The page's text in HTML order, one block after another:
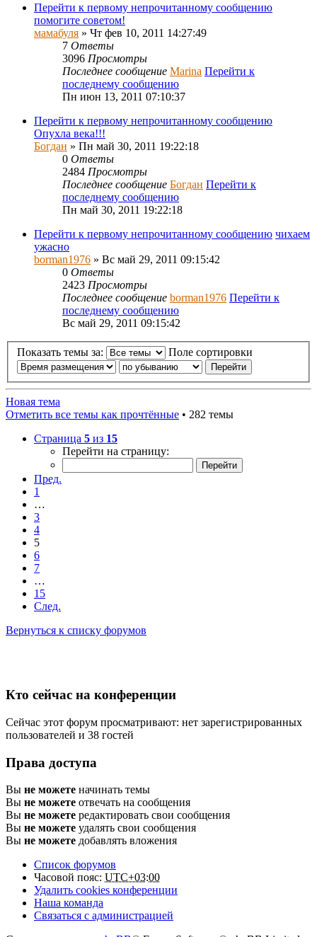
Перейти к первому непрочитанному сообщению
помогите советом!
мамабуля » Чт фев 10, 2011 14:27:49
7 Ответы
3096 Просмотры
Последнее сообщение Marina Перейти к
последнему сообщению
Пн июн 13, 2011 07:10:37
Перейти к первому непрочитанному сообщению
Опухла века!!!
Богдан » Пн май 30, 2011 19:22:18
0 Ответы
2484 Просмотры
Последнее сообщение Богдан Перейти к
последнему сообщению
Пн май 30, 2011 19:22:18
Перейти к первому непрочитанному сообщению чихаем
ужасно
borman1976 » Вс май 29, 2011 09:15:42
0 Ответы
2423 Просмотры
Последнее сообщение borman1976 Перейти к
последнему сообщению
Вс май 29, 2011 09:15:42
Показать темы за: Поле сортировки
Новая тема
Отметить все темы как прочтённые • 282 темы
Страница 5 из 15
Перейти на страницу:
Пред.
1
…
3
4
5
6
7
…
15
След.
Вернуться к списку форумов
Кто сейчас на конференции
Сейчас этот форум просматривают: нет зарегистрированных
пользователей и 38 гостей
Права доступа
Вы не можете начинать темы
Вы не можете отвечать на сообщения
Вы не можете редактировать свои сообщения
Вы не можете удалять свои сообщения
Вы не можете добавлять вложения
Список форумов
Часовой пояс: UTC+03:00
Удалить cookies конференции
Наша команда
Связаться с администрацией